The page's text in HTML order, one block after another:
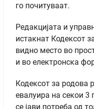
го почитуваат.
Редакцијата и
истакнат Кодексот
видно место во
и во електронска
Кодексот за родова
евалуира на секои 3
се јави потреба од